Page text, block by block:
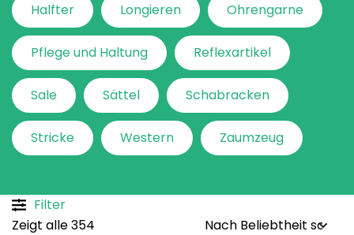
Halfter Longieren Ohrengarne
Pflege und Haltung Reflexartikel
Sale Sättel Schabracken
Stricke Western Zaumzeug
Filter
Zeigt alle 354